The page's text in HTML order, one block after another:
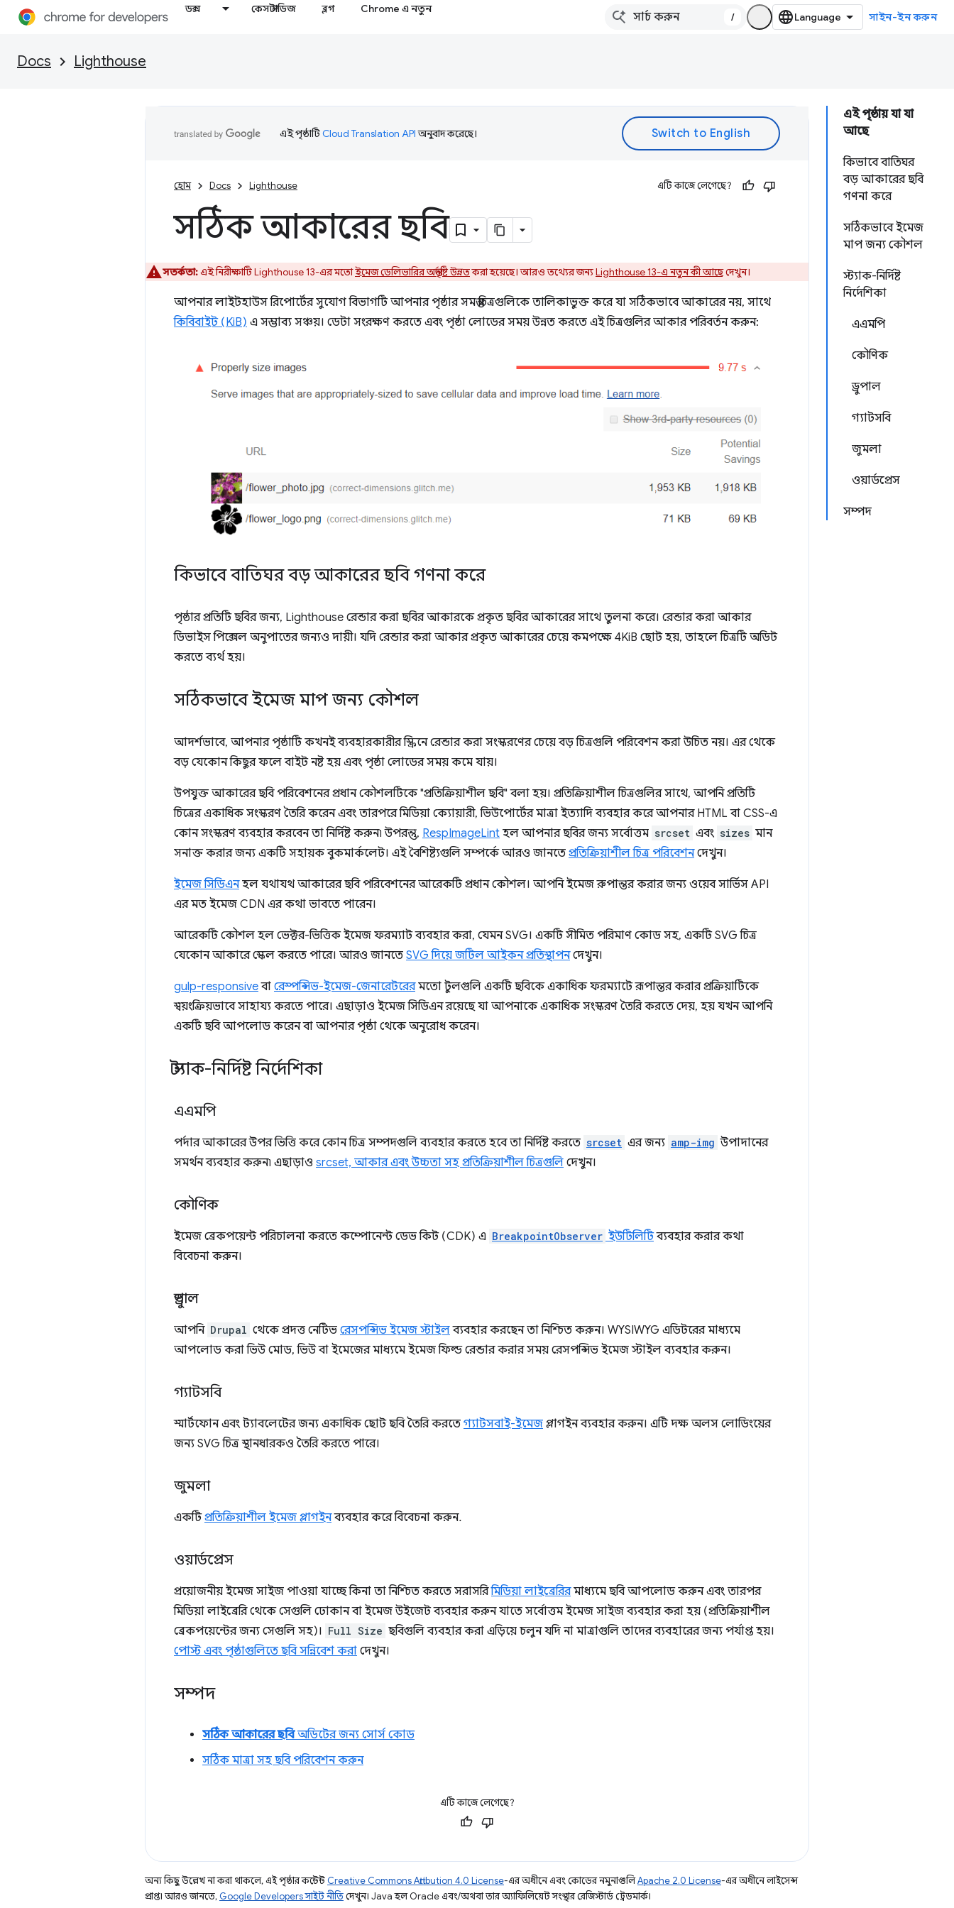
ডক্স কেস স্টাডিজ ব্লগ Chrome এ নতুন
/ সাইন-ইন করুন
Docs Lighthouse
এই পৃষ্ঠায় যা যা
আছে
কিভাবে বাতিঘর
বড় আকারের ছবি
গণনা করে
সঠিকভাবে ইমেজ
মাপ জন্য কৌশল
স্ট্যাক-নির্দিষ্ট
নির্দেশিকা
এএমপি
কৌণিক
ড্রুপাল
গ্যাটসবি
জুমলা
ওয়ার্ডপ্রেস
সম্পদ
এই পৃষ্ঠাটিCloud Translation APIঅনুবাদ করেছে।
হোম Docs Lighthouse এটি কাজে লেগেছে?
সঠিক আকারের ছবি
সতর্কতা:এই নিরীক্ষাটি Lighthouse 13-এর মতোইমেজ ডেলিভারির অন্তর্দৃষ্টি উন্নতকরা হয়েছে। আরও তথ্যের জন্যLighthouse 13-এ নতুন কী আছেদেখুন।
আপনার লাইটহাউস রিপোর্টের সুযোগ বিভাগটি আপনার পৃষ্ঠার সমস্ত চিত্রগুলিকে তালিকাভুক্ত করে যা সঠিকভাবে আকারের নয়, সাথে
কিবিবাইট (KiB) এ সম্ভাব্য সঞ্চয়। ডেটা সংরক্ষণ করতে এবং পৃষ্ঠা লোডের সময় উন্নত করতে এই চিত্রগুলির আকার পরিবর্তন করুন:
কিভাবে বাতিঘর বড় আকারের ছবি গণনা করে
পৃষ্ঠার প্রতিটি ছবির জন্য, Lighthouse রেন্ডার করা ছবির আকারকে প্রকৃত ছবির আকারের সাথে তুলনা করে। রেন্ডার করা আকার
ডিভাইস পিক্সেল অনুপাতের জন্যও দায়ী। যদি রেন্ডার করা আকার প্রকৃত আকারের চেয়ে কমপক্ষে 4KiB ছোট হয়, তাহলে চিত্রটি অডিট
করতে ব্যর্থ হয়।
সঠিকভাবে ইমেজ মাপ জন্য কৌশল
আদর্শভাবে, আপনার পৃষ্ঠাটি কখনই ব্যবহারকারীর স্ক্রিনে রেন্ডার করা সংস্করণের চেয়ে বড় চিত্রগুলি পরিবেশন করা উচিত নয়। এর থেকে
বড় যেকোন কিছুর ফলে বাইট নষ্ট হয় এবং পৃষ্ঠা লোডের সময় কমে যায়।
উপযুক্ত আকারের ছবি পরিবেশনের প্রধান কৌশলটিকে "প্রতিক্রিয়াশীল ছবি" বলা হয়। প্রতিক্রিয়াশীল চিত্রগুলির সাথে, আপনি প্রতিটি
চিত্রের একাধিক সংস্করণ তৈরি করেন এবং তারপরে মিডিয়া ক্যোয়ারী, ভিউপোর্টের মাত্রা ইত্যাদি ব্যবহার করে আপনার HTML বা CSS-এ
কোন সংস্করণ ব্যবহার করবেন তা নির্দিষ্ট করুন৷ উপরন্তু, RespImageLint হল আপনার ছবির জন্য সর্বোত্তম srcset এবং sizes মান
সনাক্ত করার জন্য একটি সহায়ক বুকমার্কলেট। এই বৈশিষ্ট্যগুলি সম্পর্কে আরও জানতে প্রতিক্রিয়াশীল চিত্র পরিবেশনদেখুন।
ইমেজ সিডিএনহল যথাযথ আকারের ছবি পরিবেশনের আরেকটি প্রধান কৌশল। আপনি ইমেজ রুপান্তর করার জন্য ওয়েব সার্ভিস API
এর মত ইমেজ CDN এর কথা ভাবতে পারেন।
আরেকটি কৌশল হল ভেক্টর-ভিত্তিক ইমেজ ফরম্যাট ব্যবহার করা, যেমন SVG। একটি সীমিত পরিমাণ কোড সহ, একটি SVG চিত্র
যেকোন আকারে স্কেল করতে পারে। আরও জানতে SVG দিয়ে জটিল আইকন প্রতিস্থাপনদেখুন।
gulp-responsiveবা রেস্পন্সিভ-ইমেজ-জেনারেটরেরমতো টুলগুলি একটি ছবিকে একাধিক ফরম্যাটে রূপান্তর করার প্রক্রিয়াটিকে
স্বয়ংক্রিয়ভাবে সাহায্য করতে পারে। এছাড়াও ইমেজ সিডিএন রয়েছে যা আপনাকে একাধিক সংস্করণ তৈরি করতে দেয়, হয় যখন আপনি
একটি ছবি আপলোড করেন বা আপনার পৃষ্ঠা থেকে অনুরোধ করেন।
স্ট্যাক-নির্দিষ্ট নির্দেশিকা
এএমপি
পর্দার আকারের উপর ভিত্তি করে কোন চিত্র সম্পদগুলি ব্যবহার করতে হবে তা নির্দিষ্ট করতে srcset এর জন্য amp-img উপাদানের
সমর্থন ব্যবহার করুন৷ এছাড়াও srcset, আকার এবং উচ্চতা সহ প্রতিক্রিয়াশীল চিত্রগুলি দেখুন।
কৌণিক
ইমেজ ব্রেকপয়েন্ট পরিচালনা করতে কম্পোনেন্ট ডেভ কিট (CDK) এ BreakpointObserver ইউটিলিটিব্যবহার করার কথা
বিবেচনা করুন।
ড্রুপাল
আপনি Drupal থেকে প্রদত্ত নেটিভ রেসপন্সিভ ইমেজ স্টাইলব্যবহার করছেন তা নিশ্চিত করুন। WYSIWYG এডিটরের মাধ্যমে
আপলোড করা ভিউ মোড, ভিউ বা ইমেজের মাধ্যমে ইমেজ ফিল্ড রেন্ডার করার সময় রেসপন্সিভ ইমেজ স্টাইল ব্যবহার করুন।
গ্যাটসবি
স্মার্টফোন এবং ট্যাবলেটের জন্য একাধিক ছোট ছবি তৈরি করতে গ্যাটসবাই-ইমেজ প্লাগইন ব্যবহার করুন। এটি দক্ষ অলস লোডিংয়ের
জন্য SVG চিত্র স্থানধারকও তৈরি করতে পারে।
জুমলা
একটিপ্রতিক্রিয়াশীল ইমেজ প্লাগইনব্যবহার করে বিবেচনা করুন.
ওয়ার্ডপ্রেস
প্রয়োজনীয় ইমেজ সাইজ পাওয়া যাচ্ছে কিনা তা নিশ্চিত করতে সরাসরিমিডিয়া লাইব্রেরিরমাধ্যমে ছবি আপলোড করুন এবং তারপর
মিডিয়া লাইব্রেরি থেকে সেগুলি ঢোকান বা ইমেজ উইজেট ব্যবহার করুন যাতে সর্বোত্তম ইমেজ সাইজ ব্যবহার করা হয় (প্রতিক্রিয়াশীল
ব্রেকপয়েন্টের জন্য সেগুলি সহ)। Full Size ছবিগুলি ব্যবহার করা এড়িয়ে চলুন যদি না মাত্রাগুলি তাদের ব্যবহারের জন্য পর্যাপ্ত হয়।
পোস্ট এবং পৃষ্ঠাগুলিতে ছবি সন্নিবেশ করা দেখুন।
সম্পদ
সঠিক আকারের ছবিঅডিটের জন্য সোর্স কোড
সঠিক মাত্রা সহ ছবি পরিবেশন করুন
এটি কাজে লেগেছে?
অন্য কিছু উল্লেখ না করা থাকলে, এই পৃষ্ঠার কন্টেন্ট Creative Commons Attribution 4.0 License-এর অধীনে এবং কোডের নমুনাগুলিApache 2.0 License-এর অধীনে লাইসেন্স
প্রাপ্ত। আরও জানতে, Google Developers সাইট নীতিদেখুন। Java হল Oracle এবং/অথবা তার অ্যাফিলিয়েট সংস্থার রেজিস্টার্ড ট্রেডমার্ক।